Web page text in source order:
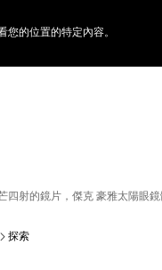
您的位置的特定內容。
尋